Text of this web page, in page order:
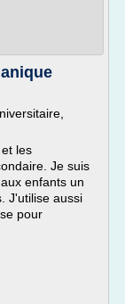
les
Je suis
enfants un
J'utilise aussi
pour